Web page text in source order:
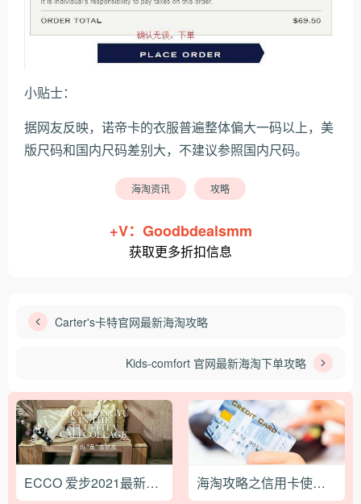
小贴士：
据网友反映，诺帝卡的衣服普遍整体偏大一码以上，美
版尺码和国内尺码差别大，不建议参照国内尺码。
海淘资讯 攻略
+V：Goodbdealsmm
获取更多折扣信息
Carter's卡特官网最新海淘攻略
Kids-comfort 官网最新海淘下单攻略
ECCO 爱步2021最新海淘攻略 海淘攻略之信用卡使用介绍